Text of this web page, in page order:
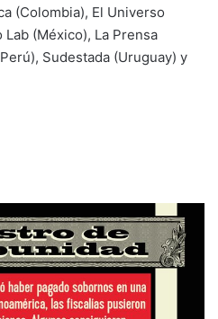
(Colombia), El Universo
(México), La Prensa
Sudestada (Uruguay) y